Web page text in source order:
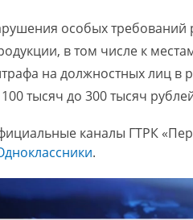
особых
в том числе к
на должностных лиц в
тысяч до 300 тысяч
каналы ГТРК
.